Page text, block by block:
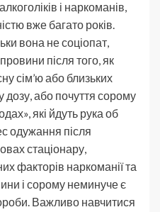
і наркоманів,
вже багато років.
вона не соціопат,
після того, як
сім’ю або близьких
або почуття сорому
які йдуть рука об
одужання після
стаціонару,
факторів наркоманії та
і сорому неминуче є
Важливо навчитися